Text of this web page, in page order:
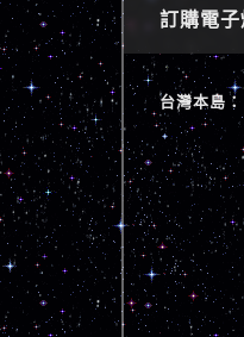
訂購電
台灣本島：